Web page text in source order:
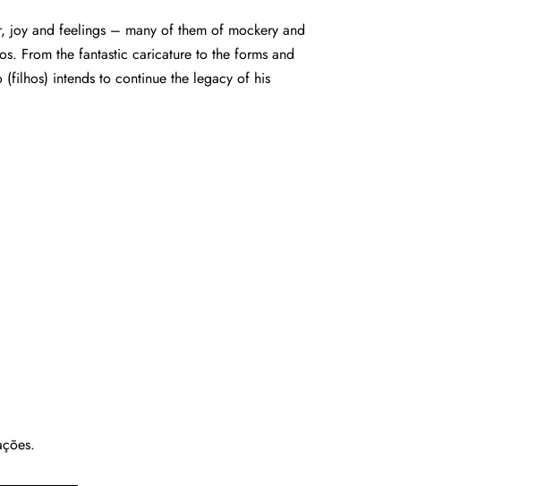
joy and feelings – many of them of mockery and
From the fantastic caricature to the forms and
intends to continue the legacy of his